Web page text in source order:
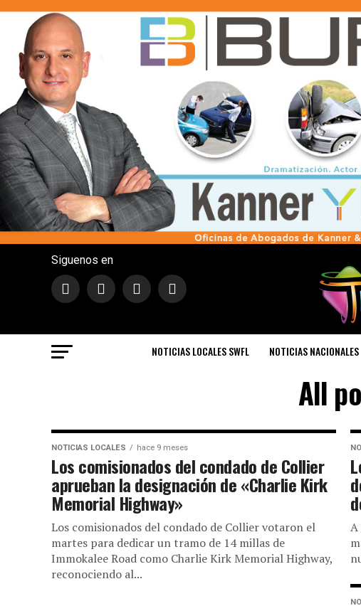
Siguenos en
NOTICIAS LOCALES SWFL NOTICIAS NACIONALES
All
NOTICIAS LOCALES hace 9 meses
Los comisionados del condado de Collier
aprueban la designación de «Charlie Kirk
Memorial Highway»
Los comisionados del condado de Collier votaron el
martes para dedicar un tramo de 14 millas de
Immokalee Road como Charlie Kirk Memorial Highway,
reconociendo al...
A